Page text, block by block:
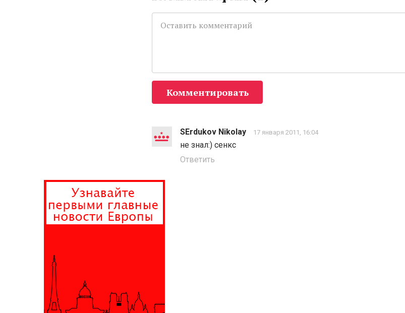
Комментировать
SErdukov Nikolay 17 января 2011, 16:04
не знал:) сенкс
Ответить